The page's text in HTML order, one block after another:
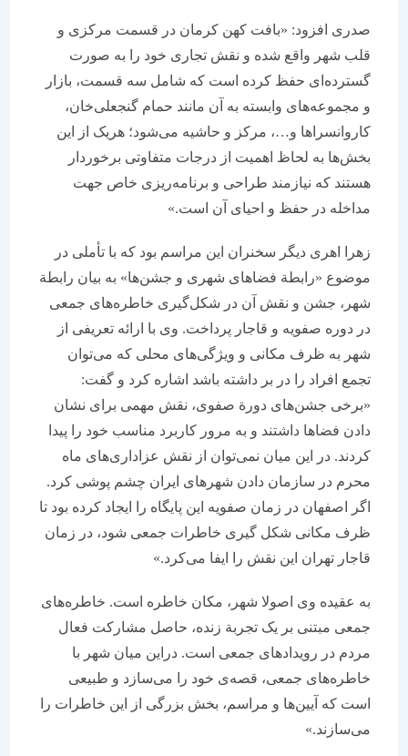
صدری افزود: «بافت کهن کرمان در قسمت مرکزی و
قلب شهر واقع شده و نقش تجاری خود را به صورت
گسترده‌ای حفظ کرده است که شامل سه قسمت، بازار
و مجموعه‌های وابسته به آن مانند حمام گنجعلی‌خان،
کاروانسراها و…، مرکز و حاشیه می‌شود؛ هریک از این
بخش‌ها به لحاظ اهمیت از درجات متفاوتی برخوردار
هستند که نیازمند طراحی و برنامه‌ریزی خاص جهت
مداخله در حفظ و احیای آن است.»
زهرا اهری دیگر سخنران این مراسم بود که با تأملی در
موضوع «رابطة فضاهای شهری و جشن‌ها» به بیان رابطة
شهر، جشن و نقش آن در شکل‌گیری خاطره‌های جمعی
در دوره صفویه و قاجار پرداخت. وی با ارائه تعریفی از
شهر به ظرف مکانی و ویژگی‌های محلی که می‌توان
تجمع افراد را در بر داشته باشد اشاره کرد و گفت:
«برخی جشن‌های دورة صفوی، نقش مهمی برای نشان
دادن فضاها داشتند و به مرور کاربرد مناسب خود را پیدا
کردند. در این میان نمی‌توان از نقش عزاداری‌های ماه
محرم در سازمان دادن شهرهای ایران چشم پوشی کرد.
اگر اصفهان در زمان صفویه این پایگاه را ایجاد کرده بود تا
ظرف مکانی شکل گیری خاطرات جمعی شود، در زمان
قاجار تهران این نقش را ایفا می‌کرد.»
به عقیده وی اصولا شهر، مکان خاطره است. خاطره‌های
جمعی مبتنی بر یک تجربة زنده، حاصل مشارکت فعال
مردم در رویدادهای جمعی است. دراین میان شهر با
خاطره‌های جمعی، قصه‌ی خود را می‌سازد و طبیعی
است که آیین‌ها و مراسم، بخش بزرگی از این خاطرات را
می‌سازند.»